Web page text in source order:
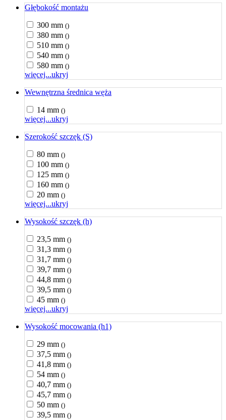
Głębokość montażu
300 mm ()
380 mm ()
510 mm ()
540 mm ()
580 mm ()
więcej...ukryj
Wewnętrzna średnica węża
14 mm ()
więcej...ukryj
Szerokość szczęk (S)
80 mm ()
100 mm ()
125 mm ()
160 mm ()
20 mm ()
więcej...ukryj
Wysokość szczęk (h)
23,5 mm ()
31,3 mm ()
31,7 mm ()
39,7 mm ()
44,8 mm ()
39,5 mm ()
45 mm ()
więcej...ukryj
Wysokość mocowania (h1)
29 mm ()
37,5 mm ()
41,8 mm ()
54 mm ()
40,7 mm ()
45,7 mm ()
50 mm ()
39,5 mm ()